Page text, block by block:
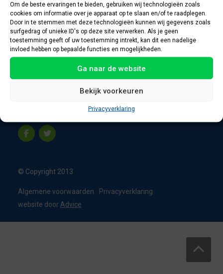
Om de beste ervaringen te bieden, gebruiken wij technologieën zoals
cookies om informatie over je apparaat op te slaan en/of te raadplegen.
Door in te stemmen met deze technologieën kunnen wij gegevens zoals
surfgedrag of unieke ID's op deze site verwerken. Als je geen
toestemming geeft of uw toestemming intrekt, kan dit een nadelige
invloed hebben op bepaalde functies en mogelijkheden.
Ga naar de website
Bekijk voorkeuren
Privacyverklaring
CERTIFICERING CONTACTGEGEVENS
Oevers 11
8331 VC Steenwijk
Nederland
info@appelbouw.nl
© Copyright 2013
Algemene voorwaarden
Privacyverklaring
website door Advice